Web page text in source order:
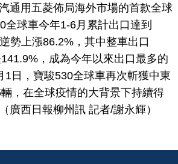
用五菱佈局海外市場的首款全球
全球車今年1-6月累計出口達到
勢上漲86.2%，其中整車出口
，成為今年以來出口最多的
1日，寶駿530全球車再次斬獲中東
，在全球疫情的大背景下持續得
廣西日報柳州訊 記者/謝永輝）